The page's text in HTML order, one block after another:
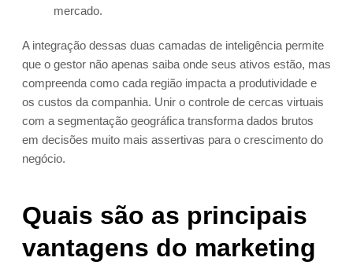
mercado.
A integração dessas duas camadas de inteligência permite
que o gestor não apenas saiba onde seus ativos estão, mas
compreenda como cada região impacta a produtividade e
os custos da companhia. Unir o controle de cercas virtuais
com a segmentação geográfica transforma dados brutos
em decisões muito mais assertivas para o crescimento do
negócio.
Quais são as principais
vantagens do marketing